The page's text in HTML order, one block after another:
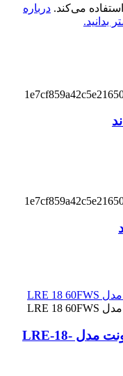
می‌کند. درباره
بدانید.
رک ایستاده ۱۸ یونیت عمق ۶۰ الگونت مدل LRE-18-